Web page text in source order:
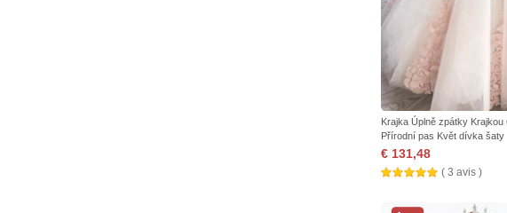
Krajka Úplně zpátky
Přírodní pas Květ dívka šaty
€ 131,48
( 3 avis )